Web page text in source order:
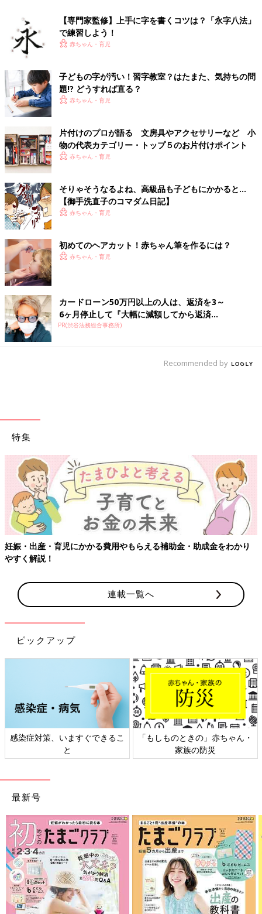
【専門家監修】上手に字を書くコツは？「永字八法」
で練習しよう！
赤ちゃん・育児
子どもの字が汚い！習字教室？はたまた、気持ちの問
題!? どうすれば直る？
赤ちゃん・育児
片付けのプロが語る 文房具やアクセサリーなど 小
物の代表カテゴリー・トップ５のお片付けポイント
赤ちゃん・育児
そりゃそうなるよね、高級品も子どもにかかると…
【御手洗直子のコマダム日記】
赤ちゃん・育児
初めてのヘアカット！赤ちゃん筆を作るには？
赤ちゃん・育児
カードローン50万円以上の人は、返済を3～
6ヶ月停止して『大幅に減額してから返済...
PR(渋谷法務総合事務所)
Recommended by
特集
妊娠・出産・育児にかかる費用やもらえる補助金・助成金をわかり
やすく解説！
連載一覧へ
ピックアップ
感染症対策、いますぐできるこ
と
「もしものときの」赤ちゃん・
家族の防災
最新号